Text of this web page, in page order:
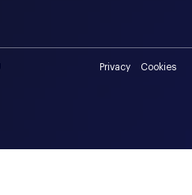
Privacy Cookies